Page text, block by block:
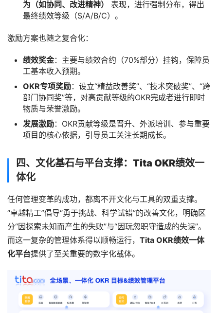
为（如协同、改进精神）
表现，进行强制分布，得出
最终绩效等级（S/A/B/C）。
激励方案也随之复合化：
绩效奖金：主要与绩效合约（70%部分）挂钩，保障员
工基本收入预期。
OKR专项奖励：设立“精益改善奖”、“技术突破奖”、“跨
部门协同奖”等，对高贡献等级的OKR完成者进行即时
物质与荣誉激励。
发展激励：OKR贡献等级是晋升、外派培训、参与重要
项目的核心依据，引导员工关注长期成长。
四、文化基石与平台支撑：Tita OKR绩效一
体化
任何管理变革的成功，都离不开文化与工具的双重支撑。
“卓越精工”倡导“勇于挑战、科学试错”的改善文化，明确区
分“因探索未知而产生的失败”与“因玩忽职守造成的失误”。
而这一复杂的管理体系得以顺畅运行， Tita OKR绩效一体
化平台提供了至关重要的数字化载体。